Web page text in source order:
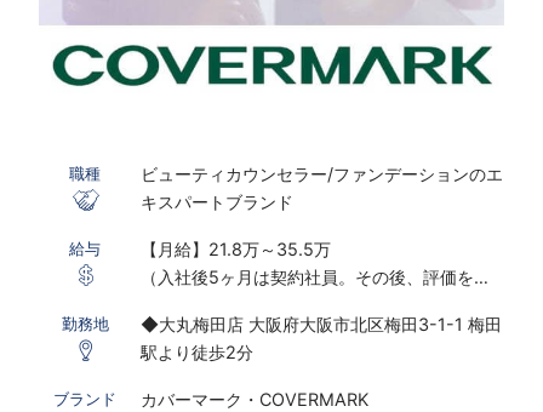
職種
ビューティカウンセラー/ファンデーションのエ
キスパートブランド
給与
【月給】21.8万～35.5万
（入社後5ヶ月は契約社員。その後、評価を持
※化粧品販売（美容部員）経験のある方は、
23.6万円～＋交通費全額＋残業代全額
勤務地
◆大丸梅田店 大阪府大阪市北区梅田3-1-1 梅田
駅より徒歩2分
ブランド カバーマーク・COVERMARK